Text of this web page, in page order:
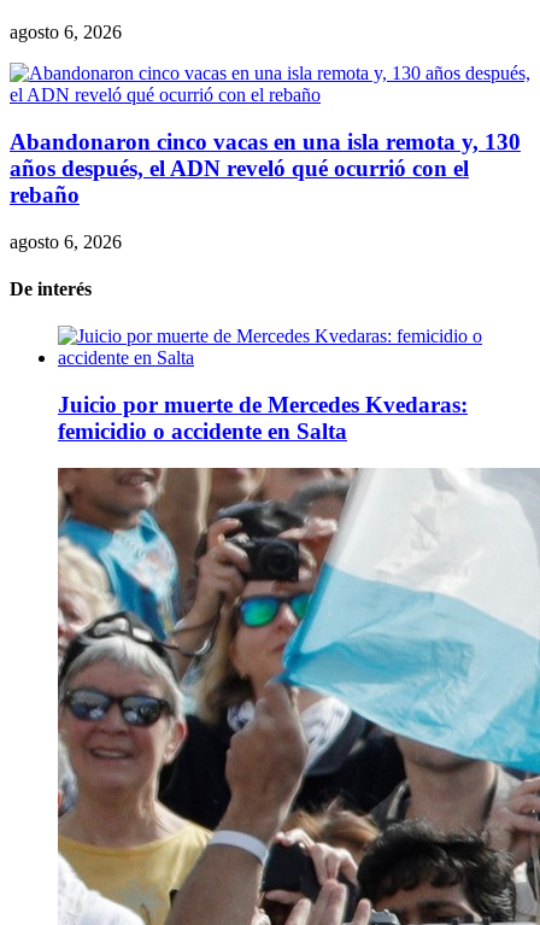
agosto 6, 2026
Abandonaron cinco vacas en una isla remota y, 130
años después, el ADN reveló qué ocurrió con el
rebaño
agosto 6, 2026
De interés
Juicio por muerte de Mercedes Kvedaras:
femicidio o accidente en Salta